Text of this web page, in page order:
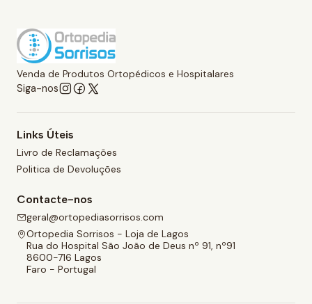
Venda de Produtos Ortopédicos e Hospitalares
Siga-nos
Links Úteis
Livro de Reclamações
Politica de Devoluções
Contacte-nos
geral@ortopediasorrisos.com
Ortopedia Sorrisos - Loja de Lagos
Rua do Hospital São João de Deus nº 91, nº91
8600-716 Lagos
Faro - Portugal